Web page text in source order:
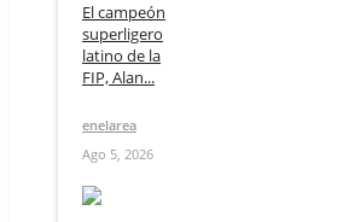
El campeón
superligero
latino de la
FIP, Alan...
enelarea
Ago 5, 2026